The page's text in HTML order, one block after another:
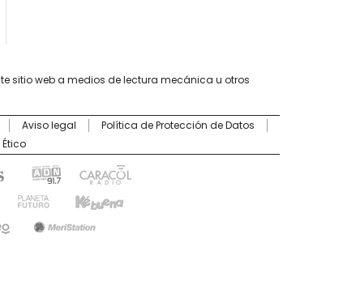
sitio web a medios de lectura mecánica u otros
Aviso legal
Política de Protección de Datos